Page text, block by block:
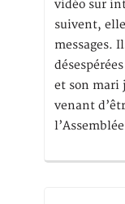
vidéo sur
suivent,
messages.
et son mari
venant